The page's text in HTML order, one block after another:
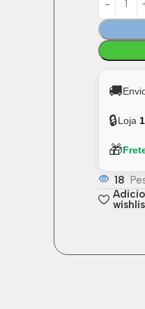
🚚
🔒Loja
🎁
18